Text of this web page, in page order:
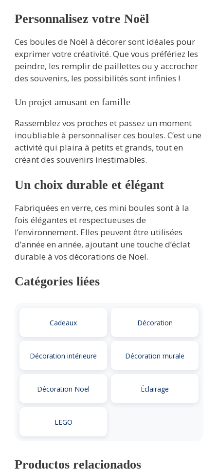
Personnalisez votre Noël
Ces boules de Noël à décorer sont idéales pour
exprimer votre créativité. Que vous préfériez les
peindre, les remplir de paillettes ou y accrocher
des souvenirs, les possibilités sont infinies !
Un projet amusant en famille
Rassemblez vos proches et passez un moment
inoubliable à personnaliser ces boules. C’est une
activité qui plaira à petits et grands, tout en
créant des souvenirs inestimables.
Un choix durable et élégant
Fabriquées en verre, ces mini boules sont à la
fois élégantes et respectueuses de
l’environnement. Elles peuvent être utilisées
d’année en année, ajoutant une touche d’éclat
durable à vos décorations de Noël.
Catégories liées
Cadeaux Décoration
Décoration intérieure Décoration murale
Décoration Noël Éclairage
LEGO
Productos relacionados